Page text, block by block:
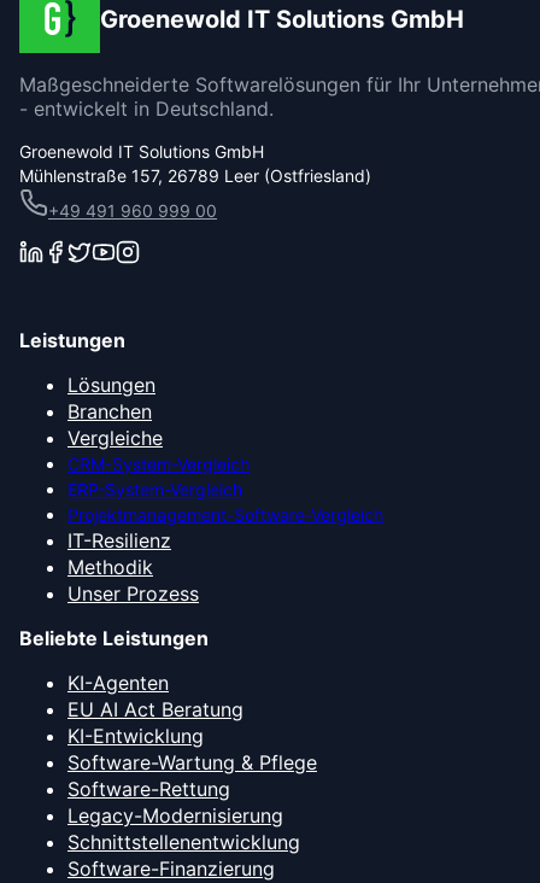
Groenewold IT Solutions GmbH
Maßgeschneiderte Softwarelösungen für Ihr
- entwickelt in Deutschland.
Groenewold IT Solutions GmbH
Mühlenstraße 157, 26789 Leer (Ostfriesland)
+49 491 960 999 00
Leistungen
Lösungen
Branchen
Vergleiche
CRM-System-Vergleich
ERP-System-Vergleich
Projektmanagement-Software-Vergleich
IT-Resilienz
Methodik
Unser Prozess
Beliebte Leistungen
KI-Agenten
EU AI Act Beratung
KI-Entwicklung
Software-Wartung & Pflege
Software-Rettung
Legacy-Modernisierung
Schnittstellenentwicklung
Software-Finanzierung